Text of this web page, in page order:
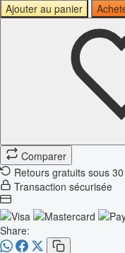
Ajouter au panier
Comparer
Retours gratuits sous
Transaction sécurisée
Share: